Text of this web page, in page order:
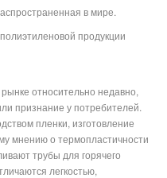
в мире.
продукции
относительно недавно,
признание у потребителей.
пленки, изготовление
мнению о термопластичности
трубы для горячего
легкостью,